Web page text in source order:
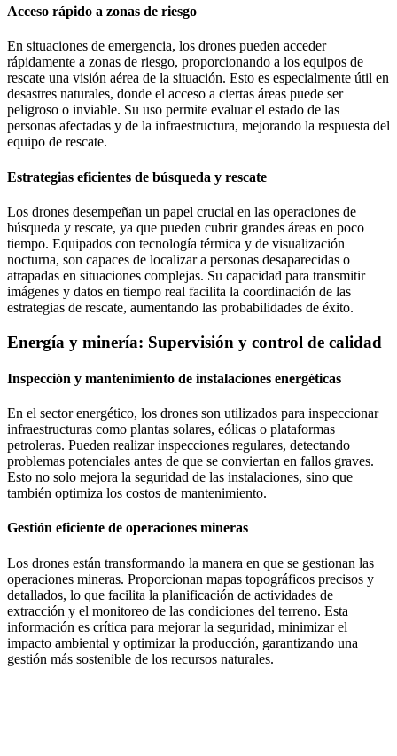
Acceso rápido a zonas de riesgo
En situaciones de emergencia, los drones pueden acceder
rápidamente a zonas de riesgo, proporcionando a los equipos de
rescate una visión aérea de la situación. Esto es especialmente útil en
desastres naturales, donde el acceso a ciertas áreas puede ser
peligroso o inviable. Su uso permite evaluar el estado de las
personas afectadas y de la infraestructura, mejorando la respuesta del
equipo de rescate.
Estrategias eficientes de búsqueda y rescate
Los drones desempeñan un papel crucial en las operaciones de
búsqueda y rescate, ya que pueden cubrir grandes áreas en poco
tiempo. Equipados con tecnología térmica y de visualización
nocturna, son capaces de localizar a personas desaparecidas o
atrapadas en situaciones complejas. Su capacidad para transmitir
imágenes y datos en tiempo real facilita la coordinación de las
estrategias de rescate, aumentando las probabilidades de éxito.
Energía y minería: Supervisión y control de calidad
Inspección y mantenimiento de instalaciones energéticas
En el sector energético, los drones son utilizados para inspeccionar
infraestructuras como plantas solares, eólicas o plataformas
petroleras. Pueden realizar inspecciones regulares, detectando
problemas potenciales antes de que se conviertan en fallos graves.
Esto no solo mejora la seguridad de las instalaciones, sino que
también optimiza los costos de mantenimiento.
Gestión eficiente de operaciones mineras
Los drones están transformando la manera en que se gestionan las
operaciones mineras. Proporcionan mapas topográficos precisos y
detallados, lo que facilita la planificación de actividades de
extracción y el monitoreo de las condiciones del terreno. Esta
información es crítica para mejorar la seguridad, minimizar el
impacto ambiental y optimizar la producción, garantizando una
gestión más sostenible de los recursos naturales.